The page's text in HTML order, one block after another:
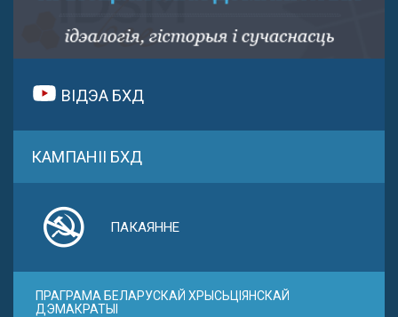
ВІДЭА БХД
КАМПАНІІ БХД
ПАКАЯННЕ
ПРАГРАМА БЕЛАРУСКАЙ ХРЫСЬЦІЯНСКАЙ
ДЭМАКРАТЫІ